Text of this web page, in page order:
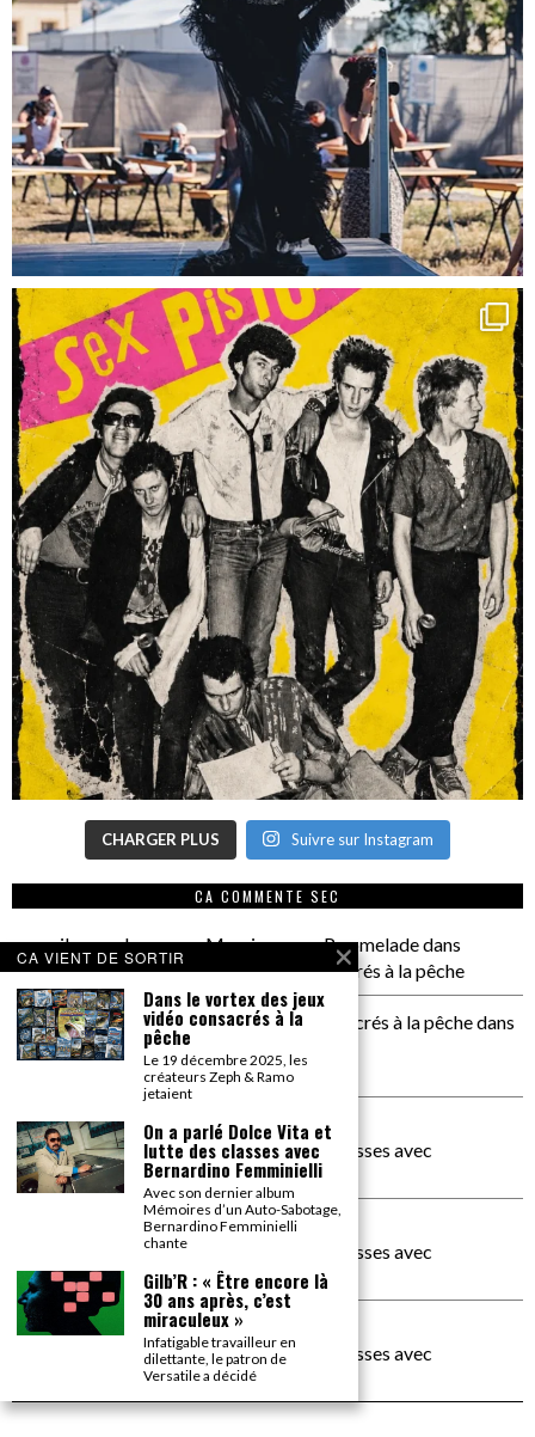
CHARGER PLUS Suivre sur Instagram
CA COMMENTE SEC
il a pas de genoux Messi comme P comeladedans
Dans le vortex des jeux vidéo consacrés à la pêche
Dans le vortex des jeux vidéos consacrés à la pêchedans
PACÔME THIELLEMENT
La séance d’Hip Gnose
La Patrie
dans
On a parlé Dolce Vita et lutte des classes avec
Bernardino Femminielli
carte noire negra à l'o tiededans
On a parlé Dolce Vita et lutte des classes avec
Bernardino Femminielli
moise et son mascaré dans
On a parlé Dolce Vita et lutte des classes avec
Bernardino Femminielli
CA VIENT DE SORTIR
Dans le vortex des jeux
vidéo consacrés à la
pêche
Le 19 décembre 2025, les
créateurs Zeph & Ramo
jetaient
On a parlé Dolce Vita et
lutte des classes avec
Bernardino Femminielli
Avec son dernier album
Mémoires d’un Auto-Sabotage,
Bernardino Femminielli
chante
Gilb’R : « Être encore là
30 ans après, c’est
miraculeux »
Infatigable travailleur en
dilettante, le patron de
Versatile a décidé